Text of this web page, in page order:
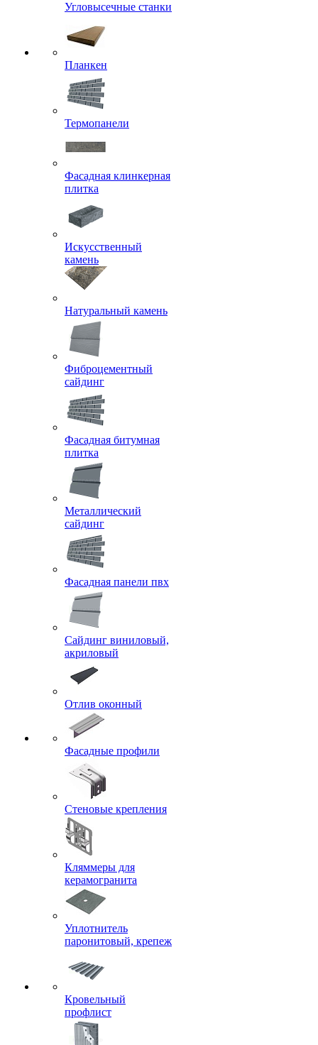
Угловысечные станки
Планкен
Термопанели
Фасадная клинкерная
плитка
Искусственный
камень
Натуральный камень
Фиброцементный
сайдинг
Фасадная битумная
плитка
Металлический
сайдинг
Фасадная панели пвх
Сайдинг виниловый,
акриловый
Отлив оконный
Фасадные профили
Стеновые крепления
Кляммеры для
керамогранита
Уплотнитель
паронитовый, крепеж
Кровельный
профлист